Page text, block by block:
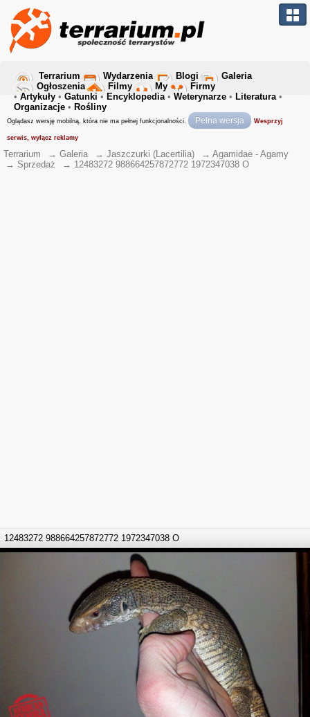
Terrarium Wydarzenia Blogi
Galeria
Ogłoszenia
Filmy My
Firmy
• Artykuły • Gatunki • Encyklopedia• Weterynarze • Literatura•
Organizacje • Rośliny
Oglądasz wersję mobilną, która nie ma pełnej funkcjonalności. Pełna wersja Wesprzyj
serwis, wyłącz reklamy
Terrarium → Galeria → Jaszczurki (Lacertilia) → Agamidae - Agamy
→ Sprzedaż → 12483272 988664257872772 1972347038 O
12483272 988664257872772 1972347038 O